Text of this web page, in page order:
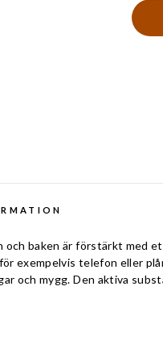
och baken är förstärkt med
exempelvis telefon eller
och mygg. Den aktiva